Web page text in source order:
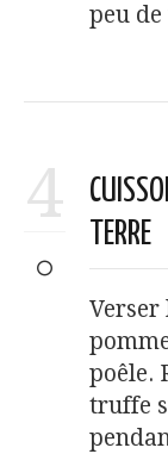
peu
4
TERRE
Verser
poêle.
truffe